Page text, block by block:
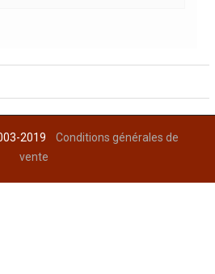
2019Conditions générales de
vente